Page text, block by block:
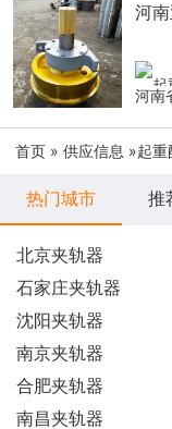
河
河南
首页 » 供应信息 »起重
热门城市 推
北京夹轨器
石家庄夹轨器
沈阳夹轨器
南京夹轨器
合肥夹轨器
南昌夹轨器